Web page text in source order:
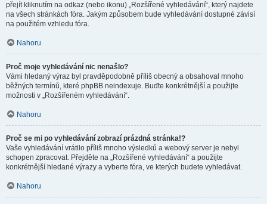
přejít kliknutím na odkaz (nebo ikonu) „Rozšířené vyhledávání“, který najdete
na všech stránkách fóra. Jakým způsobem bude vyhledávání dostupné závisí
na použitém vzhledu fóra.
Nahoru
Proč moje vyhledávání nic nenašlo?
Vámi hledaný výraz byl pravděpodobně příliš obecný a obsahoval mnoho
běžných termínů, které phpBB neindexuje. Buďte konkrétnější a použijte
možnosti v „Rozšířeném vyhledávání“.
Nahoru
Proč se mi po vyhledávání zobrazí prázdná stránka!?
Vaše vyhledávání vrátilo příliš mnoho výsledků a webový server je nebyl
schopen zpracovat. Přejděte na „Rozšířené vyhledávání“ a použijte
konkrétnější hledané výrazy a vyberte fóra, ve kterých budete vyhledávat.
Nahoru